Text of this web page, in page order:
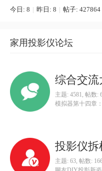
今日: 8 | 昨日: 8 | 帖子: 427864
家用投影仪论坛
综合交流
主题: 4581, 帖数:
模拟器第十四章
投影仪拆
主题: 63, 帖数: